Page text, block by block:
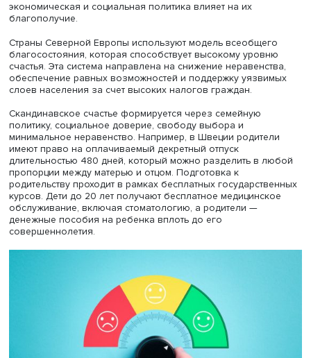
населения, уровень социальной поддержки, ожидаемая
продолжительность жизни, свобода выбора
щедрость государства и отношение к коррупции. Эти
параметры оцениваются через опросы, в ходе которых
жители разных стран выставляют баллы каждому из
элементов — от 1 до 10. Итоговые результаты
только где живут самые довольные жизнью люди, но и
благополучие.
Страны Северной Европы используют модель
благосостояния, которая способствует высокому
счастья. Эта система направлена на снижение
обеспечение равных возможностей и поддержку
слоев населения за счет высоких налогов граждан.
Скандинавское счастье формируется через семейную
длительностью 480 дней, который можно разделить в
пропорции между матерью и отцом. Подготовка к
родительству проходит в рамках бесплатных
курсов. Дети до 20 лет получают бесплатное
обслуживание, включая стоматологию, а родители —
денежные пособия на ребенка вплоть до его